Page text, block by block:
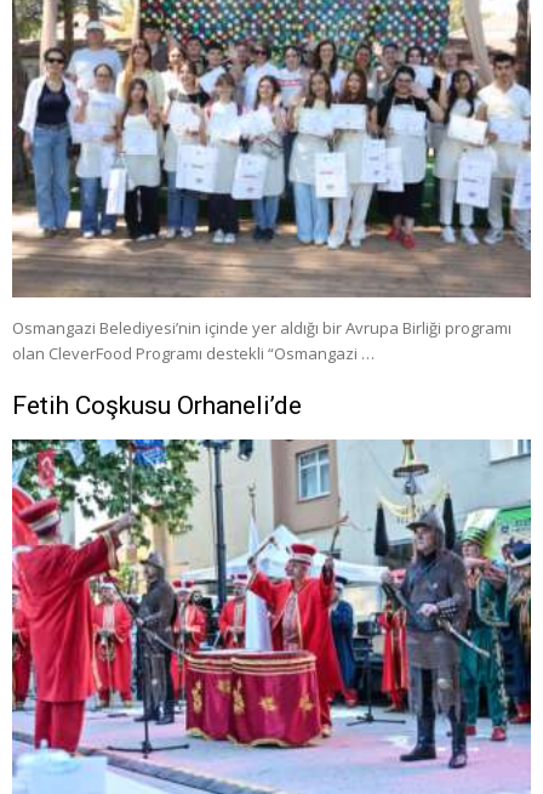
Osmangazi Belediyesi’nin içinde yer aldığı bir Avrupa Birliği programı
olan CleverFood Programı destekli “Osmangazi …
Fetih Coşkusu Orhaneli’de